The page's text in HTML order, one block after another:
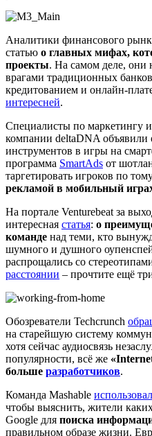
Аналитики финансового
статью о главных мифах,
проекты. На самом деле, они
врагами традиционных
кредитованием и онлайн-
интересней.
Специалисты по маркетингу
компании deltaDNA
инструментов в игры на
программа SmartAds от
таргетировать игроков по
рекламой в мобильный
На портале Venturebeat за
интересная статья: о
команде над теми, кто
шумного и душного
распрощались со
расстоянии – прочтите ещё
Обозреватели Techcrunch
на старейшую систему
хотя сейчас аудиосвязь
популярности, всё же
больше разработчиков.
Команда Mashable
чтобы выяснить, жители
Google для поиска
правильном образе жизни.